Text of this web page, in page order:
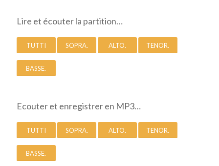
Lire et écouter la partition…
TUTTI SOPRA. ALTO. TENOR.
BASSE.
Ecouter et enregistrer en MP3…
TUTTI SOPRA. ALTO. TENOR.
BASSE.